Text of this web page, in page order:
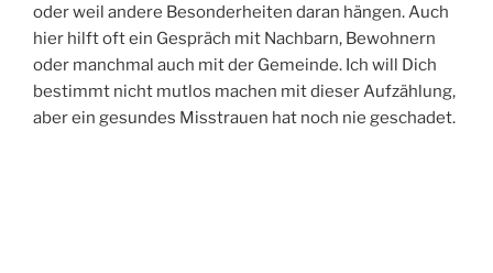
oder weil andere Besonderheiten daran hängen. Auch
hier hilft oft ein Gespräch mit Nachbarn, Bewohnern
oder manchmal auch mit der Gemeinde. Ich will Dich
bestimmt nicht mutlos machen mit dieser Aufzählung,
aber ein gesundes Misstrauen hat noch nie geschadet.